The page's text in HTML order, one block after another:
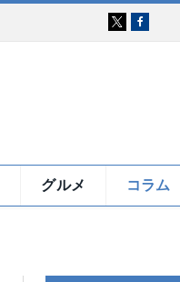
Facebook
グルメ コラム